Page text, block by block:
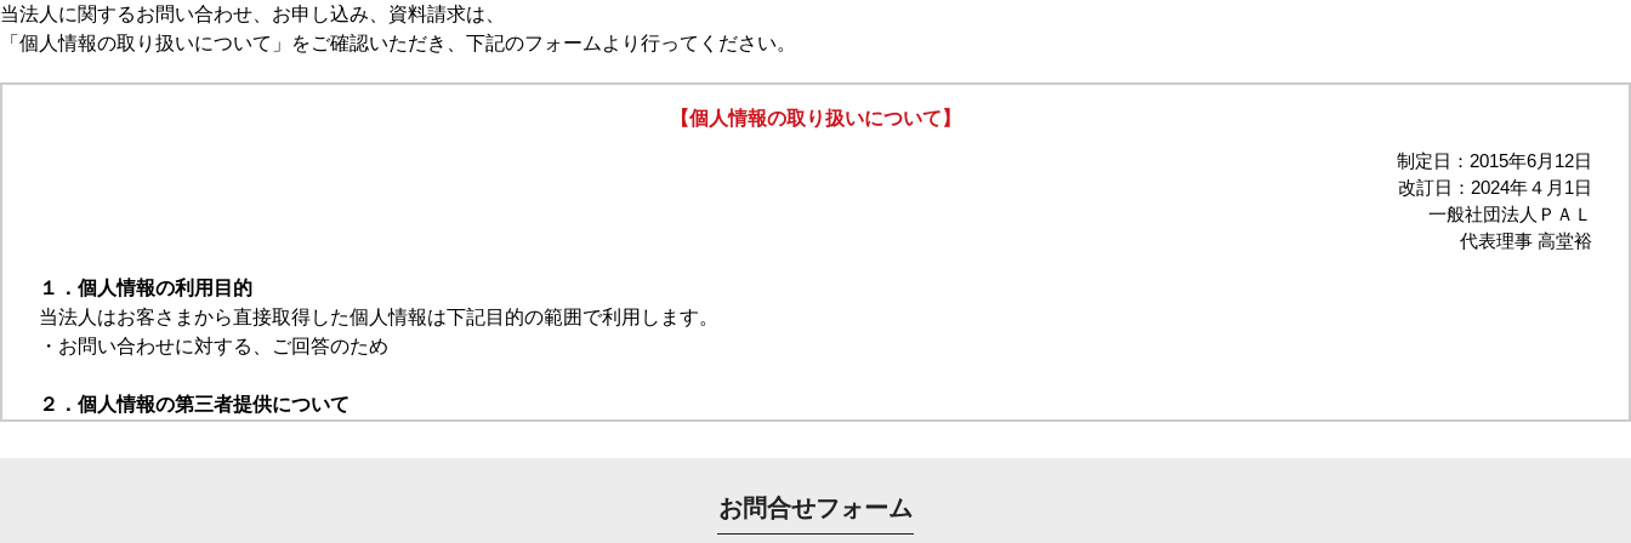
当法人に関するお問い合わせ、お申し込み、資料請求は、
「個人情報の取り扱いについて」をご確認いただき、下記のフォームより行ってください。
【個人情報の取り扱いについて】
制定日：2015年6月12日
改訂日：2024年４月1日
一般社団法人ＰＡＬ
１．個人情報の利用目的
当法人はお客さまから直接取得した個人情報は下記目的の範囲で利用します。
・お問い合わせに対する、ご回答のため
２．個人情報の第三者提供について
イ．国の機関又は地方公共団体が法令の定める業務を遂行することに対して協力する必要がある場合。
ウ．お客さまおよび公衆の生命、健康、財産などの重大な利益を保護するために必要がある場合。
お問合せフォーム